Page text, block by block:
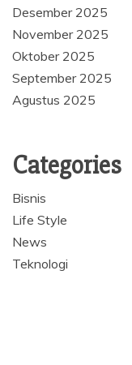
Desember 2025
November 2025
Oktober 2025
September 2025
Agustus 2025
Categories
Bisnis
Life Style
News
Teknologi